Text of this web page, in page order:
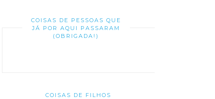
COISAS DE PESSOAS QUE
JÁ POR AQUI PASSARAM
(OBRIGADA!)
COISAS DE FILHOS